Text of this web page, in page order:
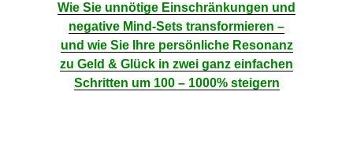
Wie Sie unnötige Einschränkungen und
negative Mind-Sets transformieren –
und wie Sie Ihre persönliche Resonanz
zu Geld & Glück in zwei ganz einfachen
Schritten um 100 – 1000% steigern